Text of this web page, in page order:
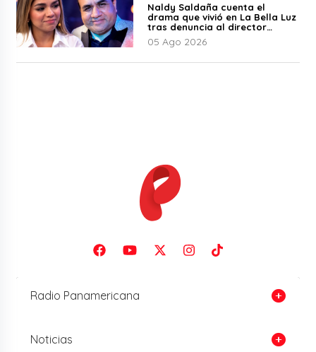
Naldy Saldaña cuenta el
drama que vivió en La Bella Luz
tras denuncia al director
musical: “No me parece justo”
05 Ago 2026
Radio Panamericana
Noticias